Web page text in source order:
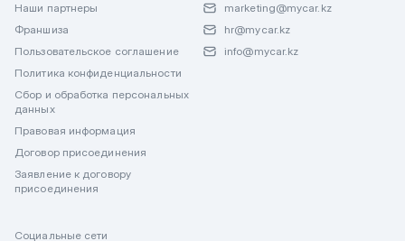
Наши партнеры
Франшиза
Пользовательское соглашение
Политика конфиденциальности
Сбор и обработка персональных
данных
Правовая информация
Договор присоединения
Заявление к договору
присоединения
marketing@mycar.kz
hr@mycar.kz
info@mycar.kz
Социальные сети